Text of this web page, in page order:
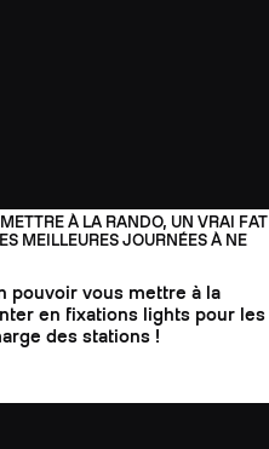
À LA RANDO, UN VRAI FAT
MEILLEURES JOURNÉES À NE
pouvoir vous mettre à la
en fixations lights pour les
des stations !